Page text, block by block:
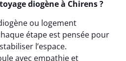
diogène à Chirens ?
ou logement
étape est pensée pour
l’espace.
avec empathie et